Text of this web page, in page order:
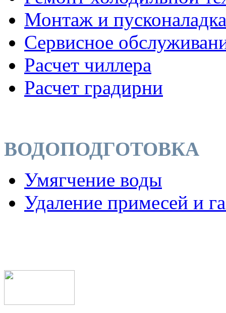
Монтаж и пусконаладка
Сервисное
Расчет чиллера
Расчет градирни
ВОДОПОДГОТОВКА
Умягчение воды
Удаление примесей и